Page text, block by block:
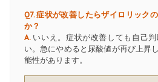
Q7. 症状が改善したらザイロリック
か？
A.いいえ。症状が改善しても自己
い。急にやめると尿酸値が再び上昇
能性があります。